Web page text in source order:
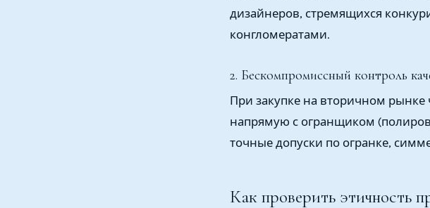
дизайнеров, стремящихся
конгломератами.
2. Бескомпромиссный контроль
При закупке на вторичном рынке
напрямую с огранщиком
точные допуски по огранке,
Как проверить этичность